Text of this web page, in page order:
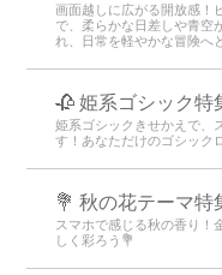
画面越しに広がる開放感！
で、柔らかな日差しや青空
れ、日常を軽やかな冒険へ
🥀 姫系ゴシック特
姫系ゴシックきせかえで、
す！あなただけのゴシック
💐 秋の花テーマ特
スマホで感じる秋の香り！
しく彩ろう💐